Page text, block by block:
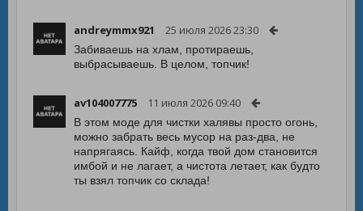
andreymmx921 25 июля 2026 23:30
Забиваешь на хлам, протираешь,
выбрасываешь. В целом, топчик!
av104007775 11 июля 2026 09:40
В этом моде для чистки халявы просто огонь,
можно забрать весь мусор на раз-два, не
напрягаясь. Кайф, когда твой дом становится
имбой и не лагает, а чистота летает, как будто
ты взял топчик со склада!